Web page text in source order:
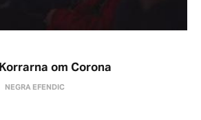
om Corona
NEGRA EFENDIC